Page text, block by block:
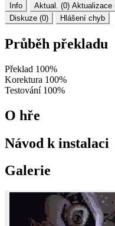
Info Aktual. (0) Aktualizace
Diskuze (0)
Hlášení chyb
Průběh překladu
Překlad 100%
Korektura 100%
Testování 100%
O hře
Návod k instalaci
Galerie